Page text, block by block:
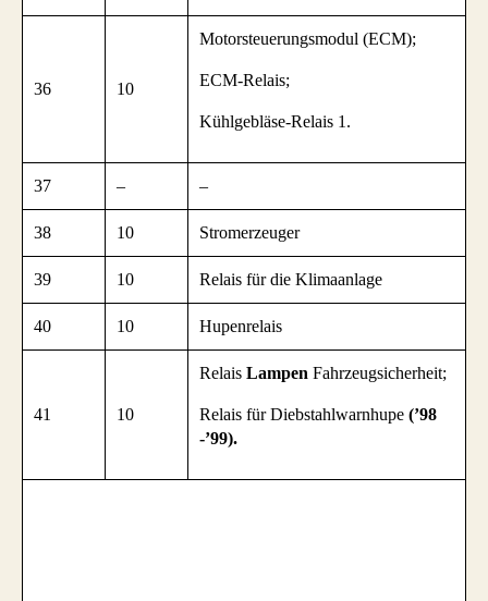
36 10
Motorsteuerungsmodul (ECM);
ECM-Relais;
Kühlgebläse-Relais 1.
37 – –
38 10 Stromerzeuger
39 10 Relais für die Klimaanlage
40 10 Hupenrelais
41 10
Relais Lampen Fahrzeugsicherheit;
Relais für Diebstahlwarnhupe (’98
-’99).